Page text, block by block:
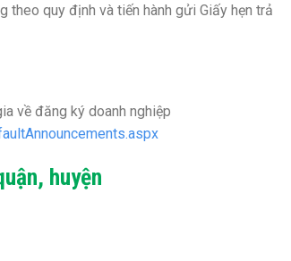
theo quy định và tiến hành gửi Giấy hẹn trả
về đăng ký doanh nghiệp
huyện